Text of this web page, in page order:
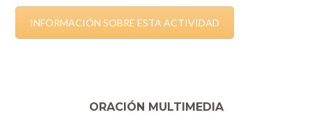
INFORMACIÓN SOBRE ESTA ACTIVIDAD
ORACIÓN MULTIMEDIA